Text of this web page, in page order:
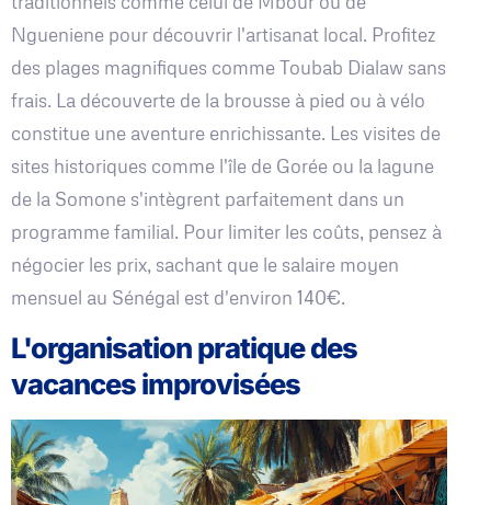
Ngueniene pour découvrir l'artisanat local. Profitez
des plages magnifiques comme Toubab Dialaw sans
frais. La découverte de la brousse à pied ou à vélo
constitue une aventure enrichissante. Les visites de
sites historiques comme l'île de Gorée ou la lagune
de la Somone s'intègrent parfaitement dans un
programme familial. Pour limiter les coûts, pensez à
négocier les prix, sachant que le salaire moyen
mensuel au Sénégal est d'environ 140€.
L'organisation pratique des
vacances improvisées